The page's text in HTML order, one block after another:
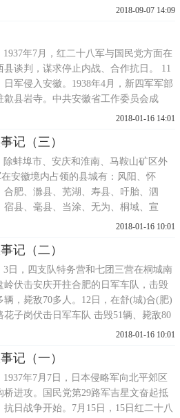
民国21年(1932)1月，严寒，水面坚冰厚
人，洗劫孔城镇。11月，国民党安徽省
特务室特工小组，在桐庐...
2018-09-07 14:09
1937年7月，红二十八军与国民党方面在
县谈判，谋求停止内战、合作抗日。 11
日军侵入安徽。1938年4月，新四军军部
歙县岩寺。中共安徽省工作委员会成
1939年1月，新四军江北游击纵队成立。
年7月，刘少奇在皖东发表《做一个好的
、建设一个好的党》重要演讲。1941年1
皖南事变爆发。新四军...
2018-01-16 14:01
记（三）
除蚌埠市、安庆和淮南、马鞍山矿区外
安徽境内占领的县城有：风阳、怀
合肥、滁县、芜湖、寿县、吁胎、泗
宿县、毫县、当涂、无为、桐域、宣
和县、风台、巢县、全权、灵壁、定
来安、五河、铜陵、东流、望江、繁昌
县。8月汪伪国民党安徽省党部遵照日军
，由芜湖迁往蚌埠。9月9月伪军刘子
2018-01-16 10:01
记（二）
3日，四支队特务营和七团三营在桐城南
岭伏击安庆开拄合肥的日军车队，击毁
辆，毙敌70多人。12日，在舒(城)合(肥)
花子岗伏击日军车队 击毁51辆、毙敌80
。13日，第四支队一部在台肥至入安公
团三营在桐城铁锦岭伏击日军车队，击
车2辆，毙敌29人。第四支队另一部在安
洪家铺一带拔除伪维...
2018-01-16 10:01
记（一）
1937年7月7日，日本侵略军向北平郊区
桥进攻。国民党第29路军吉星文奋起抵
抗日战争开始。7月15日，15日红二十八